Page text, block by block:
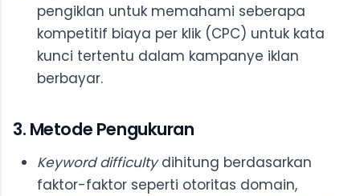
pengiklan untuk memahami seberapa
kompetitif biaya per klik (CPC) untuk kata
kunci tertentu dalam kampanye iklan
berbayar.
3. Metode Pengukuran
Keyword difficultydihitung berdasarkan
faktor-faktor seperti otoritas domain,